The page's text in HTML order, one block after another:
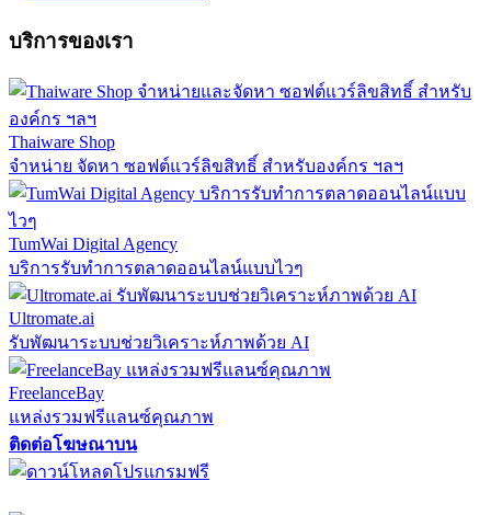
บริการของเรา
Thaiware Shop
จำหน่าย จัดหา ซอฟต์แวร์ลิขสิทธิ์ สำหรับองค์กร ฯลฯ
TumWai Digital Agency
บริการรับทำการตลาดออนไลน์แบบไวๆ
Ultromate.ai
รับพัฒนาระบบช่วยวิเคราะห์ภาพด้วย AI
FreelanceBay
แหล่งรวมฟรีแลนซ์คุณภาพ
ติดต่อโฆษณาบน